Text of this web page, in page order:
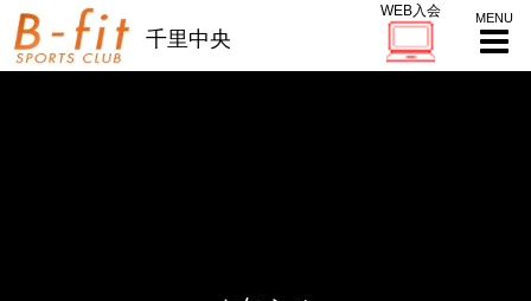
千里中央
WEB入会